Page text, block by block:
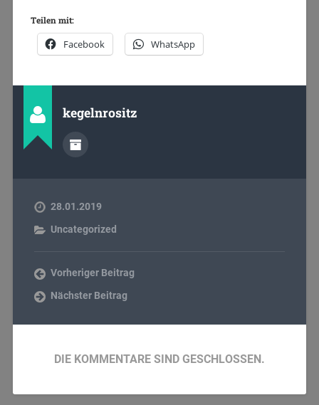
Teilen mit:
Facebook WhatsApp
kegelnrositz
28.01.2019
Uncategorized
Vorheriger Beitrag
Nächster Beitrag
DIE KOMMENTARE SIND GESCHLOSSEN.